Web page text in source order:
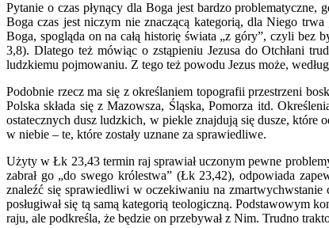
Pytanie o czas płynący dla Boga jest bardzo
Boga czas jest niczym nie znaczącą kategorią, dla Niego
Boga, spogląda on na całą historię świata „z góry”, czyli
3,8). Dlatego też mówiąc o zstąpieniu Jezusa do Otchłani
ludzkiemu pojmowaniu. Z tego też powodu Jezus może,
Podobnie rzecz ma się z określaniem topografii przestrzeni
Polska składa się z Mazowsza, Śląska, Pomorza itd.
ostatecznych dusz ludzkich, w piekle znajdują się dusze,
w niebie – te, które zostały uznane za sprawiedliwe.
Użyty w Łk 23,43 termin raj sprawiał uczonym pewne
zabrał go „do swego królestwa” (Łk 23,42), odpowiada
znaleźć się sprawiedliwi w oczekiwaniu na zmartwychwstanie
posługiwał się tą samą kategorią teologiczną. Podstawowym
raju, ale podkreśla, że będzie on przebywał z Nim. Trudno